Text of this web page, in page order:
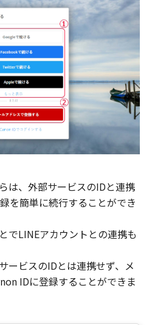
は、外部サービスのIDと連携
を簡単に続行することができ
でLINEアカウントとの連携も
ービスのIDとは連携せず、メ
IDに登録することができま